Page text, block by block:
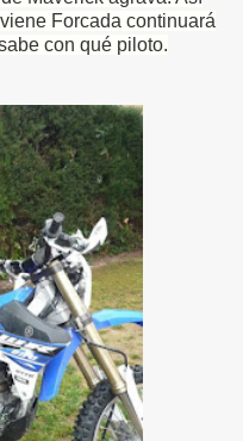
Forcada continuará
con qué piloto.